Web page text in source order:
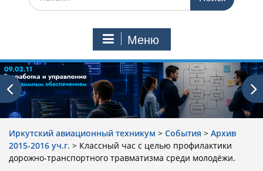
Меню
Иркутский авиационный техникум > События > Архив
2015-2016 уч.г. > Классный час с целью профилактики
дорожно-транспортного травматизма среди молодёжи.